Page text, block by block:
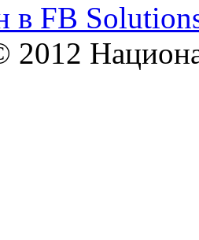
в FB